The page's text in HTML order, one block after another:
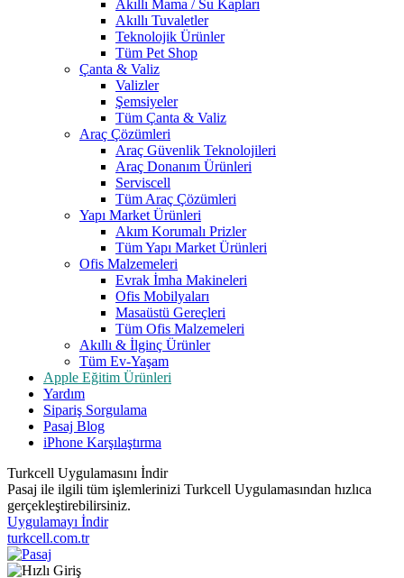
Akıllı Mama / Su Kapları
Akıllı Tuvaletler
Teknolojik Ürünler
Tüm Pet Shop
Çanta & Valiz
Valizler
Şemsiyeler
Tüm Çanta & Valiz
Araç Çözümleri
Araç Güvenlik Teknolojileri
Araç Donanım Ürünleri
Serviscell
Tüm Araç Çözümleri
Yapı Market Ürünleri
Akım Korumalı Prizler
Tüm Yapı Market Ürünleri
Ofis Malzemeleri
Evrak İmha Makineleri
Ofis Mobilyaları
Masaüstü Gereçleri
Tüm Ofis Malzemeleri
Akıllı & İlginç Ürünler
Tüm Ev-Yaşam
Apple Eğitim Ürünleri
Yardım
Sipariş Sorgulama
Pasaj Blog
iPhone Karşılaştırma
Turkcell Uygulamasını İndir
Pasaj ile ilgili tüm işlemlerinizi Turkcell Uygulamasından hızlıca
gerçekleştirebilirsiniz.
Uygulamayı İndir
turkcell.com.tr